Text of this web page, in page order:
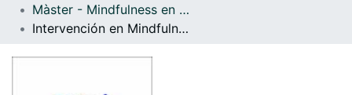
Com publicar
Màster - Mindfulness en Organitzacions Conscients
Intervención en Mindfulness en alumnado con Necesidades Educativas Especiales: Programa Mind-NES